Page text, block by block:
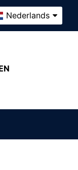
Nederlands